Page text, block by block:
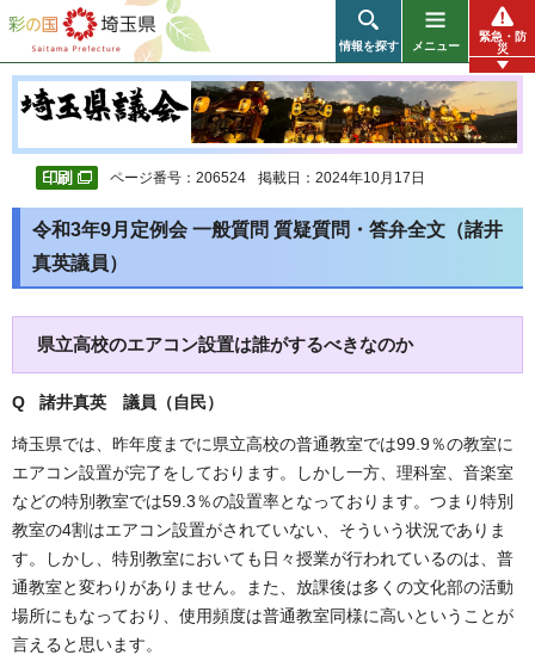
彩の国 埼玉県
情報を探す メニュー
緊急・防
災
ページ番号：206524 掲載日：2024年10月17日
令和3年9月定例会 一般質問 質疑質問・答弁全文（諸井
真英議員）
県立高校のエアコン設置は誰がするべきなのか
Q 諸井真英 議員（自民）
埼玉県では、昨年度までに県立高校の普通教室では99.9％の教室に
エアコン設置が完了をしております。しかし一方、理科室、音楽室
などの特別教室では59.3％の設置率となっております。つまり特別
教室の4割はエアコン設置がされていない、そういう状況でありま
す。しかし、特別教室においても日々授業が行われているのは、普
通教室と変わりがありません。また、放課後は多くの文化部の活動
場所にもなっており、使用頻度は普通教室同様に高いということが
言えると思います。